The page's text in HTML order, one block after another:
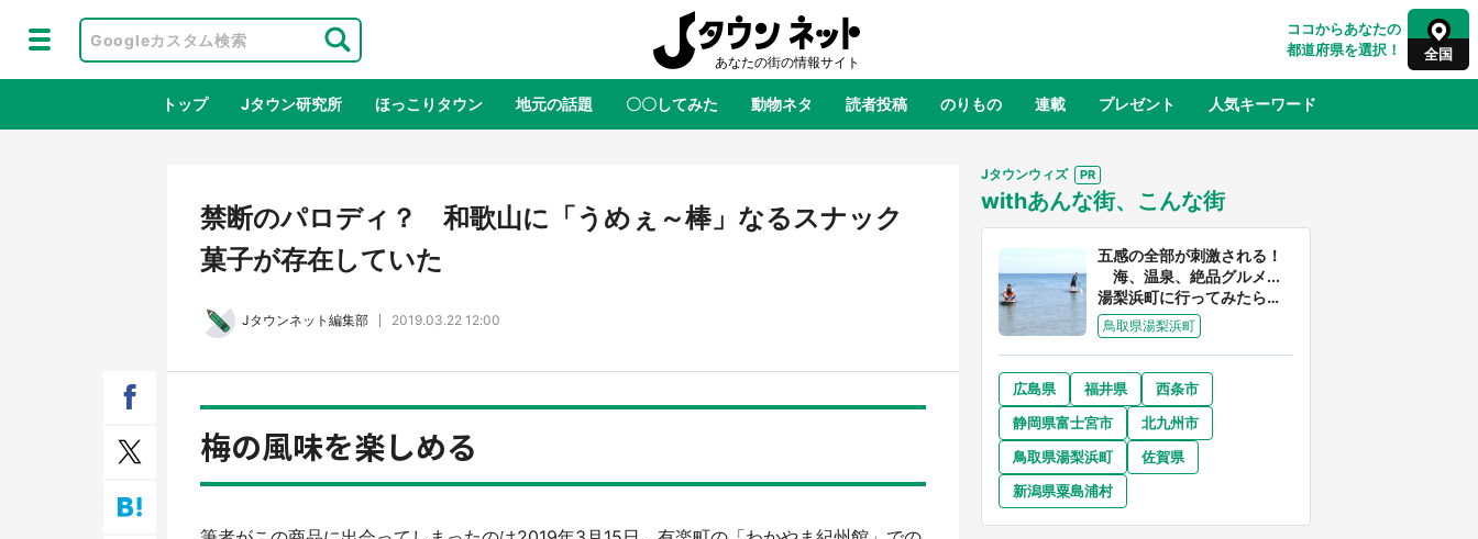
ココからあなたの
都道府県を選択！
全国
全国 全国
東北 青森 岩手 宮城 山形 福島
千葉 東京 神奈川
奈良 和歌山
山口
大分 宮崎
トップ Jタウン研究所 ほっこりタウン 地元の話題 〇〇してみた 動物ネタ 読者投稿 のりもの 連載 プレゼント 人気キーワード
地域×二次元 絶景 あの時はありがとう 物語がはじまる町へ ふるさと納税
ラプラス・ダークネスが栃木県を征
服！？ 県公式プロモ動画で「聖地」
が生産されてます【7／31～1／31】
『薬屋のひとりごと』の〝舞〟の世界
に入り込む 六本木ヒルズ展望台でコ
ラボ、本邦初公開の「猫猫像」も【8
舗「鐘崎」コラボで限定グッズも【8
『小林さんちのメイドラゴン』と舞台
のモデル・越谷がコラボ 田んぼアー
トの見頃にあわせて企画続々【7／31
～】
禁断のパロディ？ 和歌山に「うめぇ～棒」なるスナック
菓子が存在していた
Jタウンネット編集部 2019.03.22 12:00
梅の風味を楽しめる
Jタウンウィズ
withあんな街、こんな街
五感の全部が刺激される！
海、温泉、絶品グルメ...
湯梨浜町に行ってみたら、
魅力に溢れすぎてた件
鳥取県湯梨浜町
広島県 福井県
西条市
静岡県富士宮市
北九州市
鳥取県湯梨浜町
佐賀県
新潟県粟島浦村